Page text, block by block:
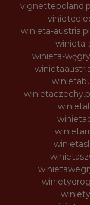
winieta-austria.pl
winieta-
winieta-